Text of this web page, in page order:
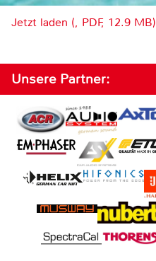
Jetzt laden (, PDF, 12.9 MB)
Unsere Partner: